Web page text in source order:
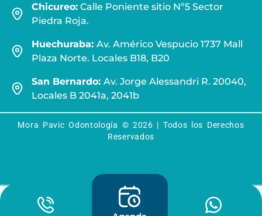
Chicureo: Calle Poniente sitio Nº5 Sector
Piedra Roja.
Huechuraba:Av. Américo Vespucio 1737 Mall
Plaza Norte. Locales B18, B20
San Bernardo:Av. Jorge Alessandri R. 20040,
Locales B 2041a, 2041b
Mora Pavic Odontología © 2026 | Todos los Derechos
Reservados